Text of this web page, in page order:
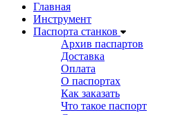
Главная
Инструмент
Паспорта станков
Архив паспартов
Доставка
Оплата
О паспортах
Как заказать
Что такое паспорт